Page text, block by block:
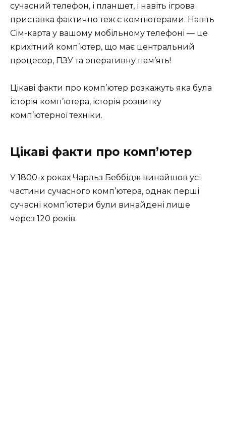
сучасний телефон, і планшет, і навіть ігрова
приставка фактично теж є компютерами. Навіть
Сім-карта у вашому мобільному телефоні — це
крихітний комп’ютер, що має центральний
процесор, ПЗУ та оперативну пам’ять!
Цікаві факти про комп’ютер розкажуть яка була
історія комп’ютера, історія розвитку
комп’ютерної техніки.
Цікаві факти про комп’ютер
У 1800-х роках Чарльз Беббідж винайшов усі
частини сучасного комп’ютера, однак перші
сучасні комп’ютери були винайдені лише
через 120 років.